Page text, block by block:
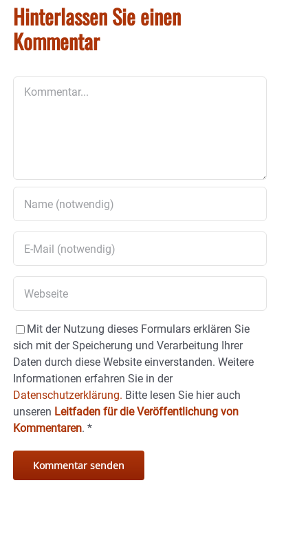
Hinterlassen Sie einen
Kommentar
Mit der Nutzung dieses Formulars erklären Sie
sich mit der Speicherung und Verarbeitung Ihrer
Daten durch diese Website einverstanden. Weitere
Informationen erfahren Sie in der
Datenschutzerklärung. Bitte lesen Sie hier auch
unseren Leitfaden für die Veröffentlichung von
Kommentaren. *